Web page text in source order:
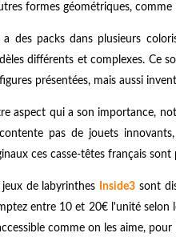
formes géométriques, comme
a des packs dans plusieurs
différents et complexes. Ce
figures présentées, mais aussi
aspect qui a son importance,
pas de jouets
ces casse-têtes français
jeux de labyrinthes Inside3 sont
entre 10 et 20€ l'unité selon
comme on les aime,